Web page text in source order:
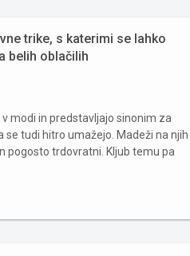
trike, s katerimi se lahko
belih oblačilih
v modi in predstavljajo sinonim za
se tudi hitro umažejo. Madeži na njih
pogosto trdovratni. Kljub temu pa